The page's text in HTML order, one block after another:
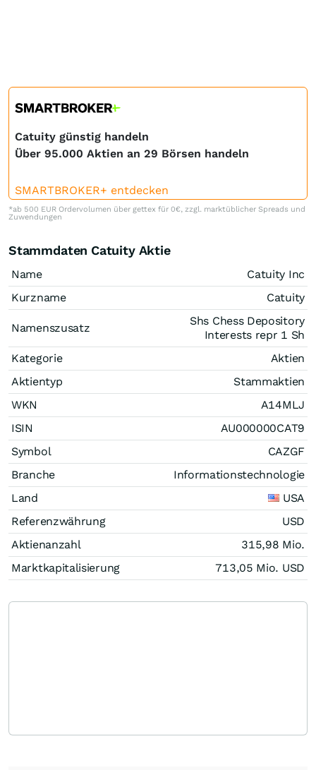
Catuity günstig handeln
Über 95.000 Aktien an 29 Börsen handeln
SMARTBROKER+ entdecken
*ab 500 EUR Ordervolumen über gettex für 0€, zzgl. marktüblicher Spreads und
Zuwendungen
Stammdaten Catuity Aktie
Name
Catuity Inc
Kurzname
Catuity
Namenszusatz
Shs Chess Depository
Interests repr 1 Sh
Kategorie
Aktien
Aktientyp
Stammaktien
WKN
A14MLJ
ISIN
AU000000CAT9
Symbol
CAZGF
Branche
Informationstechnologie
Land
USA
Referenzwährung
USD
Aktienanzahl
315,98 Mio.
Marktkapitalisierung
713,05 Mio. USD